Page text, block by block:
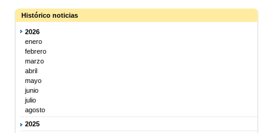
Histórico noticias
2026
enero
febrero
marzo
abril
mayo
junio
julio
agosto
2025